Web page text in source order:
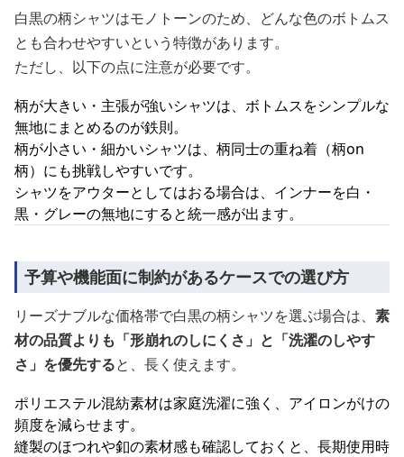
白黒の柄シャツはモノトーンのため、どんな色のボトムス
とも合わせやすいという特徴があります。
ただし、以下の点に注意が必要です。
柄が大きい・主張が強いシャツは、ボトムスをシンプルな
無地にまとめるのが鉄則。
柄が小さい・細かいシャツは、柄同士の重ね着（柄on
柄）にも挑戦しやすいです。
シャツをアウターとしてはおる場合は、インナーを白・
黒・グレーの無地にすると統一感が出ます。
予算や機能面に制約があるケースでの選び方
リーズナブルな価格帯で白黒の柄シャツを選ぶ場合は、 素
材の品質よりも「形崩れのしにくさ」と「洗濯のしやす
さ」を優先すると、長く使えます。
ポリエステル混紡素材は家庭洗濯に強く、アイロンがけの
頻度を減らせます。
縫製のほつれや釦の素材感も確認しておくと、長期使用時